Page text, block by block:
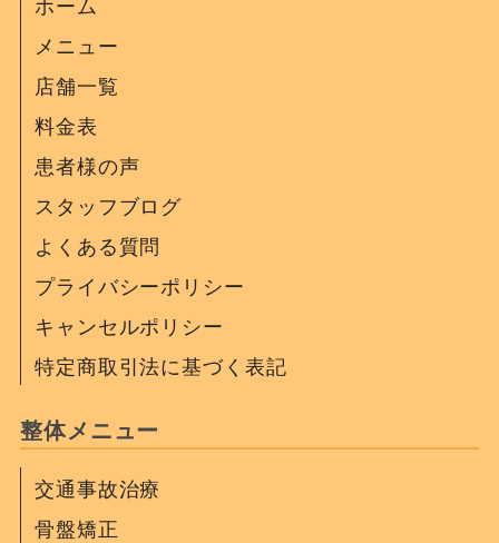
メニュー
店舗一覧
料金表
患者様の声
スタッフブログ
よくある質問
プライバシーポリシー
キャンセルポリシー
特定商取引法に基づく表記
整体メニュー
交通事故治療
骨盤矯正